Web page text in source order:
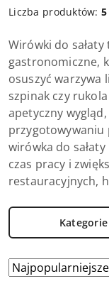
Liczba produktów:5
Wirówki do
gastronomiczne,
osuszyć warzywa
szpinak czy
apetyczny
przygotowywaniu
wirówka do
czas pracy i
restauracyjnych,
Kategorie
Zastosowano
Sortuj
według